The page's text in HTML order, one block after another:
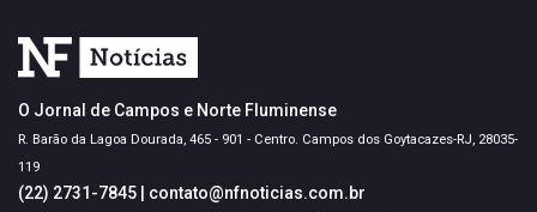
O Jornal de Campos e Norte Fluminense
R. Barão da Lagoa Dourada, 465 - 901 - Centro. Campos dos Goytacazes-RJ, 28035-
119
(22) 2731-7845 contato@nfnoticias.com.br